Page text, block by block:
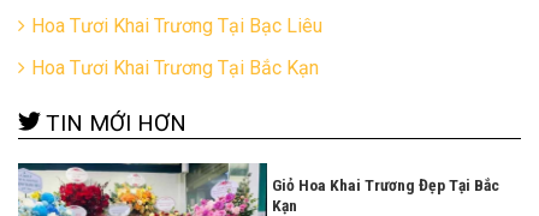
Hoa Tươi Khai Trương Tại Bạc Liêu
Hoa Tươi Khai Trương Tại Bắc Kạn
TIN MỚI HƠN
Giỏ Hoa Khai Trương Đẹp Tại Bắc
Kạn